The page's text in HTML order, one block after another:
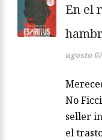
En el
agosto
No
seller
el